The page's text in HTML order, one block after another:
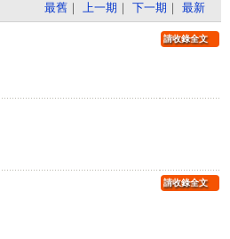
最舊 ｜ 上一期 ｜ 下一期 ｜ 最新
請收錄全文
請收錄全文